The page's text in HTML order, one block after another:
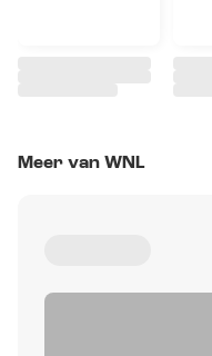
Meer van WNL